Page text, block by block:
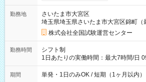
例】 ・河合塾模擬試験 8:30～17:30（
×8時間＝日収10,400円＋交通費 ※当
円の場合あり ・国家試験 7:00～
円（役割手当＋100円）×6時間＝日収8,400
間】試用期間なし
勤務地
さいたま市大宮区
埼玉県埼玉県さいたま市大宮区錦町（
株式会社全国試験運営センター
勤務時間
シフト制
1日あたりの実働時間：最大7時間/日
間は 試験により異なります。
期間 単発・1日のみOK / 短期（1ヶ月以内）